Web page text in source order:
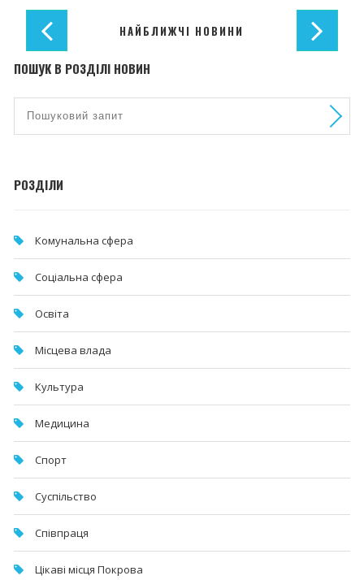
НАЙБЛИЖЧІ НОВИНИ
ПОШУК В РОЗДІЛІ НОВИН
РОЗДІЛИ
Комунальна cфера
Соціальна сфера
Освіта
Місцева влада
Культура
Медицина
Спорт
Суспільство
Співпраця
Цікаві місця Покрова